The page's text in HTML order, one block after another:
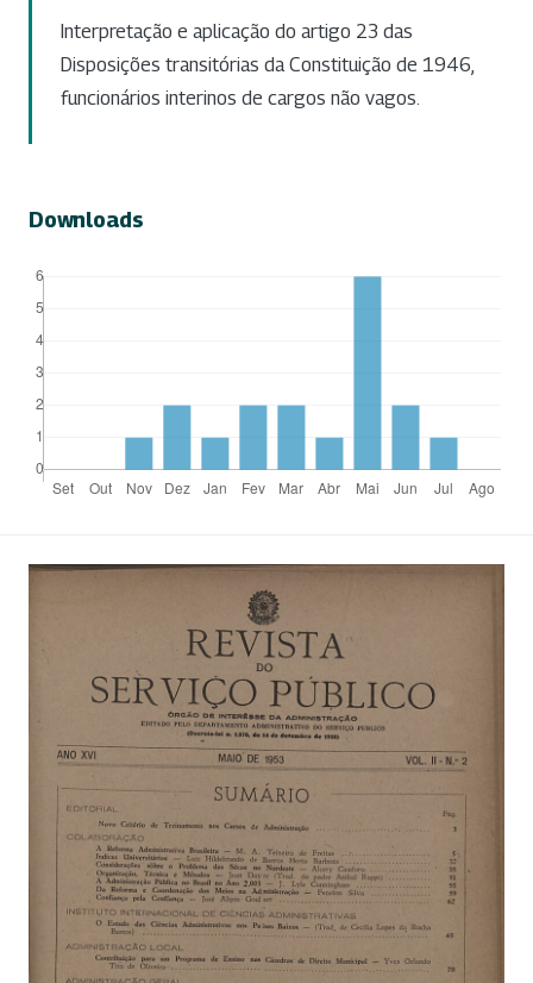
Interpretação e aplicação do artigo 23 das
Disposições transitórias da Constituição de 1946,
funcionários interinos de cargos não vagos.
Downloads